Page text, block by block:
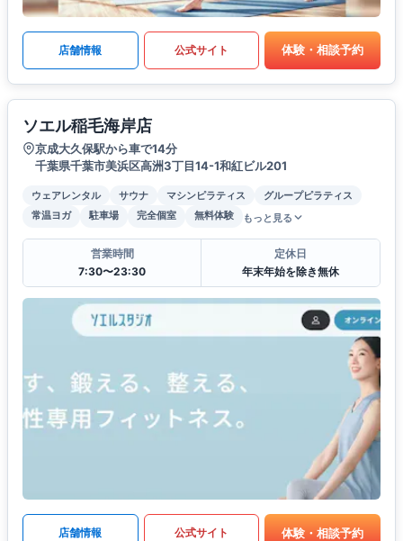
店舗情報 公式サイト 体験・相談予約
ソエル稲毛海岸店
京成大久保駅から車で14分
千葉県千葉市美浜区高洲3丁目14-1和紅ビル201
ウェアレンタル サウナ マシンピラティス
グループピラティス
常温ヨガ
駐車場 完全個室 無料体験 もっと見る
営業時間
7:30〜23:30
定休日
年末年始を除き無休
店舗情報 公式サイト 体験・相談予約